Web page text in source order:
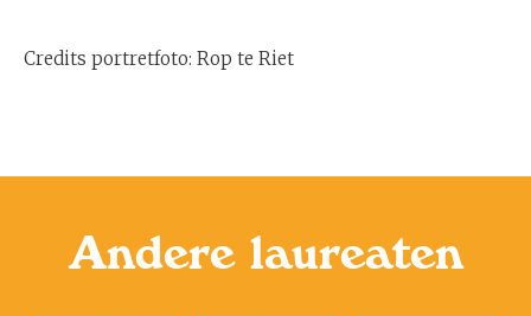
Credits portretfoto: Rop te Riet
Andere laureaten